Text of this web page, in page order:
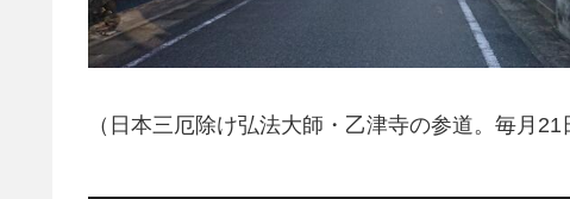
（日本三厄除け弘法大師・乙津寺の参道。毎月